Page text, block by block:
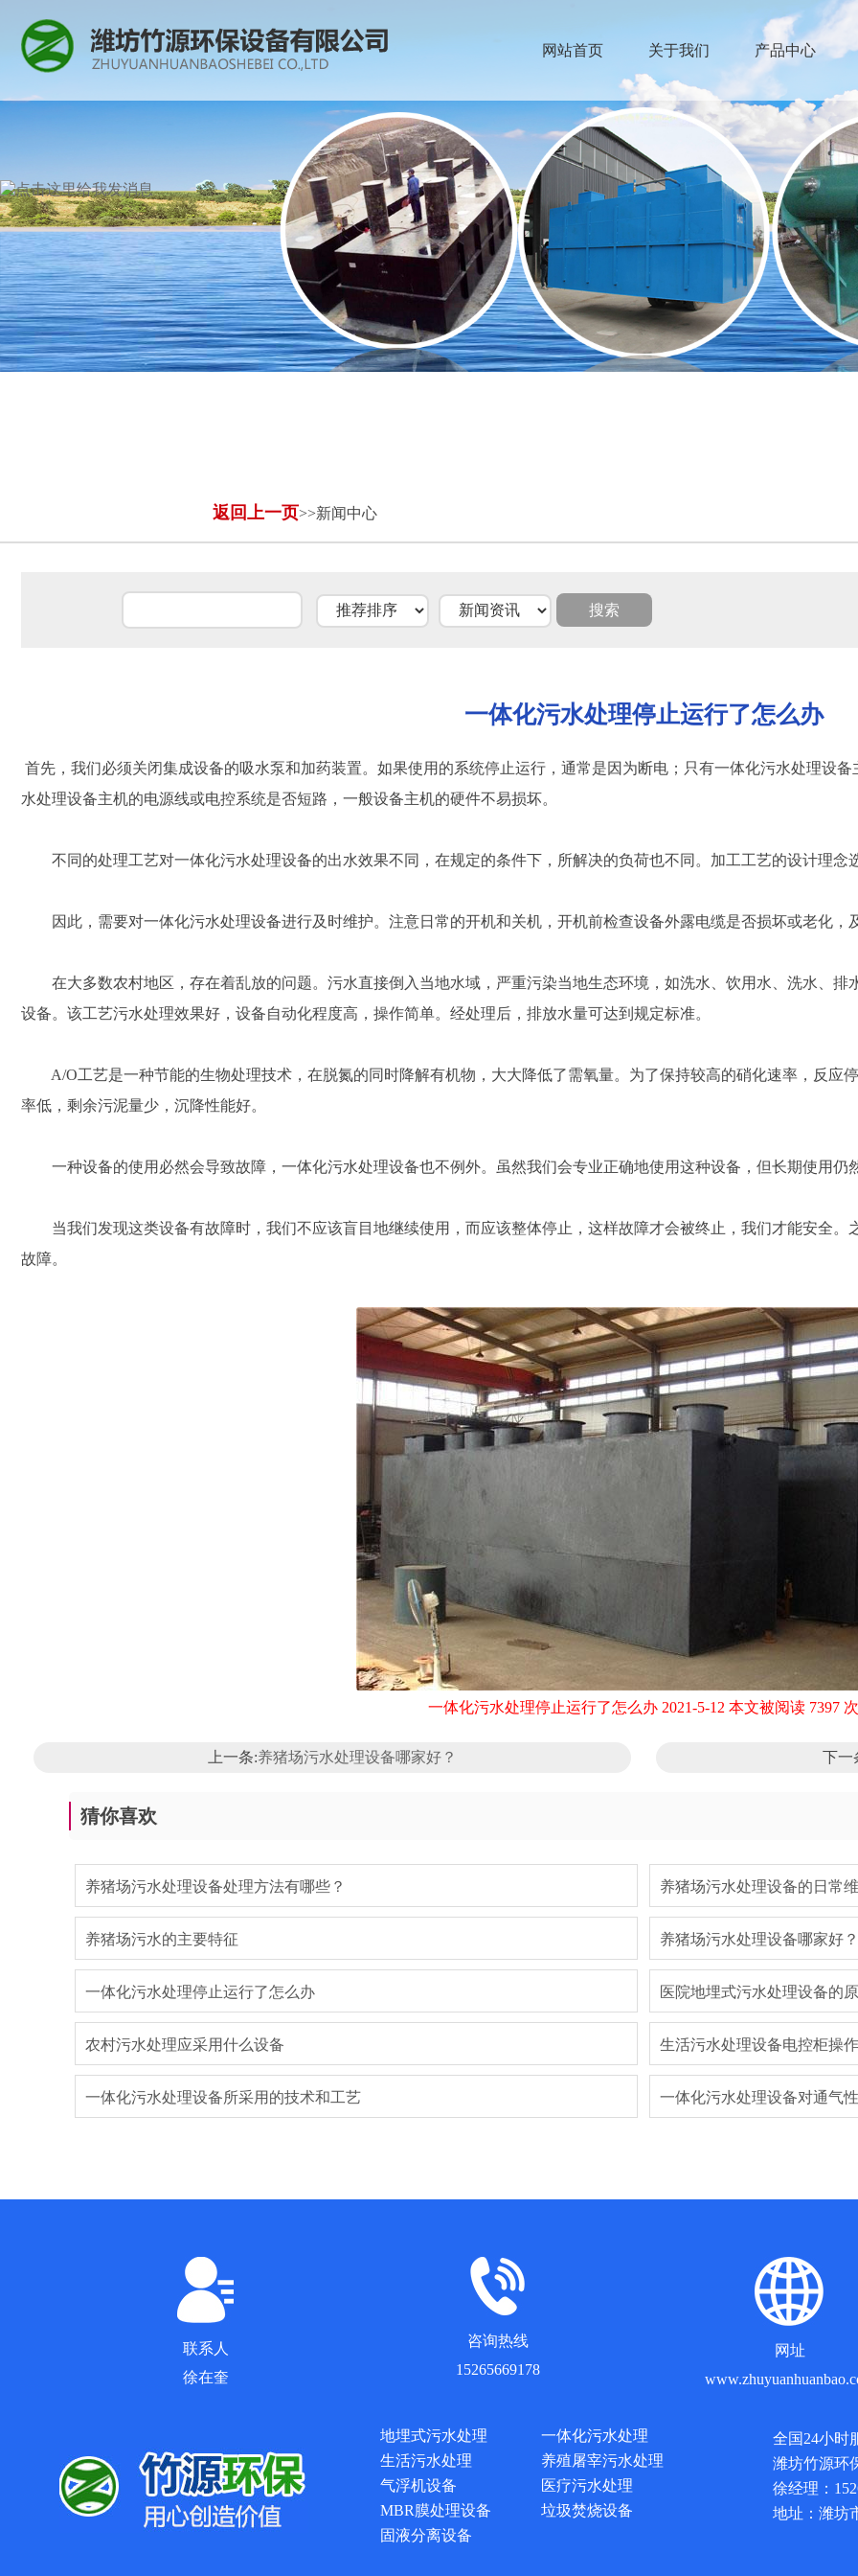
网站首页 关于我们 产品中心
返回上一页>>新闻中心
一体化污水处理停止运行了怎么办
首先，我们必须关闭集成设备的吸水泵和加药装置。如果使用的系统停止运行，通常是因为断电；只有一体化污水处理设
水处理设备主机的电源线或电控系统是否短路，一般设备主机的硬件不易损坏。
不同的处理工艺对一体化污水处理设备的出水效果不同，在规定的条件下，所解决的负荷也不同。加工工艺的设计理念
因此，需要对一体化污水处理设备进行及时维护。注意日常的开机和关机，开机前检查设备外露电缆是否损坏或老化，
在大多数农村地区，存在着乱放的问题。污水直接倒入当地水域，严重污染当地生态环境，如洗水、饮用水、洗水、排
设备。该工艺污水处理效果好，设备自动化程度高，操作简单。经处理后，排放水量可达到规定标准。
A/O工艺是一种节能的生物处理技术，在脱氮的同时降解有机物，大大降低了需氧量。为了保持较高的硝化速率，反应
率低，剩余污泥量少，沉降性能好。
一种设备的使用必然会导致故障，一体化污水处理设备也不例外。虽然我们会专业正确地使用这种设备，但长期使用仍
当我们发现这类设备有故障时，我们不应该盲目地继续使用，而应该整体停止，这样故障才会被终止，我们才能安全。
故障。
一体化污水处理停止运行了怎么办 2021-5-12 本文被阅读 7397 次
上一条:养猪场污水处理设备哪家好？ 下一
猜你喜欢
养猪场污水处理设备处理方法有哪些？ 养猪场污水处理设备的日常
养猪场污水的主要特征 养猪场污水处理设备哪家好？
一体化污水处理停止运行了怎么办 医院地埋式污水处理设备的
农村污水处理应采用什么设备 生活污水处理设备电控柜操
一体化污水处理设备所采用的技术和工艺 一体化污水处理设备对通气
联系人
徐在奎
咨询热线
15265669178
网址
地埋式污水处理
一体化污水处理
生活污水处理
养殖屠宰污水处理
气浮机设备
医疗污水处理
MBR膜处理设备
垃圾焚烧设备
固液分离设备
全国24小时
潍坊竹源环
徐经理：
地址：潍坊